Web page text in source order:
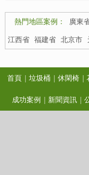
熱門地區案例： 廣東
江西省 福建省 北京市
首頁 | 垃圾桶 | 休閑椅 |
成功案例 | 新聞資訊 |